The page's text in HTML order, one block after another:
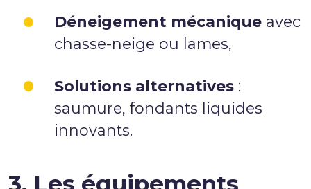
Déneigement mécaniqueavec
chasse-neige ou lames,
Solutions alternatives:
saumure, fondants liquides
innovants.
3. Les équipements